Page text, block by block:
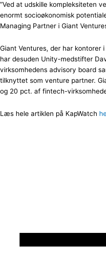
”Ved at udskille kompleksiteten
enormt socioøkonomisk
Managing Partner i Giant
Giant Ventures, der har kontorer
har desuden Unity-medstifter
virksomhedens advisory board
tilknyttet som venture partner.
og 20 pct. af fintech-
Læs hele artiklen på KapWatch